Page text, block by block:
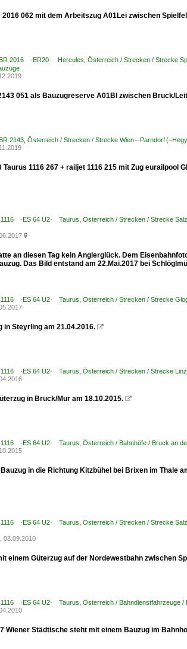
2016 062 mit dem Arbeitszug A01Lei zwischen
2016 ·ER20· Hercules Österreich / Strecken / Strecke
051 als Bauzugreserve A01Bl zwischen Bruck/
2143 Österreich / Strecken / Strecke Wien – Parndorf
1116 267 + railjet 1116 215 mit Zug eurailpool
·ES 64 U2· Taurus Österreich / Strecken / Strecke

an diesen Tag kein Anglerglück. Dem
Das Bild entstand am 22.Mai.2017 bei
·ES 64 U2· Taurus Österreich / Strecken / Strecke
in Steyrling am 21.04.2016. 
·ES 64 U2· Taurus Österreich / Strecken / Strecke
in Bruck/Mur am 18.10.2015. 
·ES 64 U2· Taurus Österreich / Bahnhöfe / Bruck an
in die Richtung Kitzbühel bei Brixen im Thale
·ES 64 U2· Taurus Österreich / Strecken / Strecke
08.09.2010
einem Güterzug auf der Nordewestbahn zwischen
·ES 64 U2· Taurus Österreich / Bahndienstfahrzeuge /
Wiener Städtische steht mit einem Bauzug im